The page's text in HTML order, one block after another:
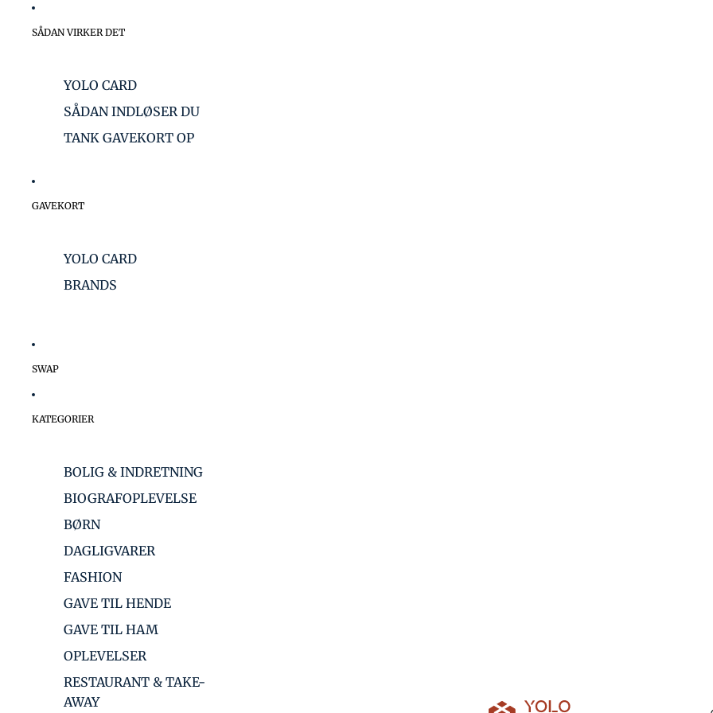
SÅDAN VIRKER DET
YOLO CARD
SÅDAN INDLØSER DU
TANK GAVEKORT OP
GAVEKORT
YOLO CARD
BRANDS
SWAP
KATEGORIER
BOLIG & INDRETNING
BIOGRAFOPLEVELSE
BØRN
DAGLIGVARER
FASHION
GAVE TIL HENDE
GAVE TIL HAM
OPLEVELSER
RESTAURANT & TAKE-
AWAY